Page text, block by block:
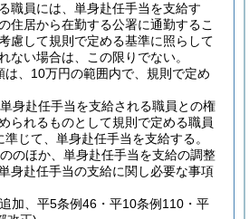
職員には、単身赴任手当を支給す
住居から在勤する公署に通勤するこ
慮して規則で定める基準に照らして
ない場合は、この限りでない。
は、10万円の範囲内で、規則で定め
身赴任手当を支給される職員との権
られるものとして規則で定める職員
準じて、単身赴任手当を支給する。
のほか、単身赴任手当を支給の調整
身赴任手当の支給に関し必要な事項
加、平5条例46・平10条例110・平